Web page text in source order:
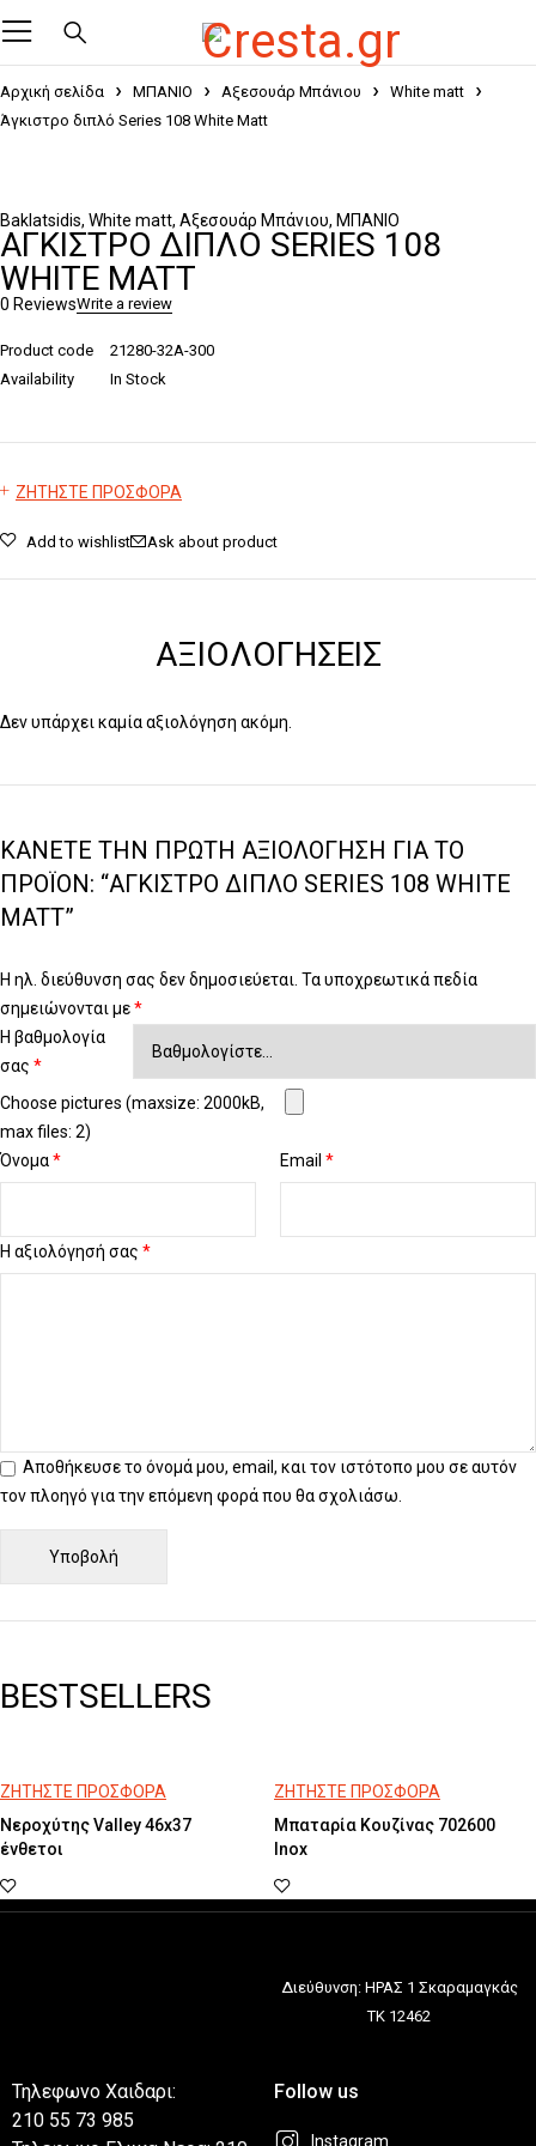
Αρχική σελίδα ΜΠΑΝΙΟ Αξεσουάρ Μπάνιου
White matt
Άγκιστρο διπλό Series 108 White Matt
Baklatsidis, White matt, Αξεσουάρ Μπάνιου, ΜΠΑΝΙΟ
ΆΓΚΙΣΤΡΟ ΔΙΠΛΌ SERIES 108
WHITE MATT
0 ReviewsWrite a review
Product code
21280-32A-300
Availability
In Stock
ΖΗΤΗΣΤΕ ΠΡΟΣΦΟΡΑ
Add to wishlist Ask about product
ΑΞΙΟΛΟΓΉΣΕΙΣ
Δεν υπάρχει καμία αξιολόγηση ακόμη.
ΚΆΝΕΤΕ ΤΗΝ ΠΡΏΤΗ ΑΞΙΟΛΌΓΗΣΗ ΓΙΑ ΤΟ
ΠΡΟΪΌΝ: “ΆΓΚΙΣΤΡΟ ΔΙΠΛΌ SERIES 108 WHITE
MATT”
Η ηλ. διεύθυνση σας δεν δημοσιεύεται. Τα υποχρεωτικά πεδία
σημειώνονται με*
Η βαθμολογία
σας *
Η αξιολόγησή σας *
Choose pictures (maxsize: 2000kB,
max files: 2)
Όνομα* Email *
Αποθήκευσε το όνομά μου, email, και τον ιστότοπο μου σε αυτόν
τον πλοηγό για την επόμενη φορά που θα σχολιάσω.
BESTSELLERS
ΖΗΤΗΣΤΕ ΠΡΟΣΦΟΡΑ
Νεροχύτης Valley 46x37
ένθετοι
ΖΗΤΗΣΤΕ ΠΡΟΣΦΟΡΑ
Μπαταρία Κουζίνας 702600
Inox
Διεύθυνση: ΗΡΑΣ 1 Σκαραμαγκάς
ΤΚ 12462
Τηλεφωνο Χαιδαρι:
210 55 73 985
Follow us
Instagram